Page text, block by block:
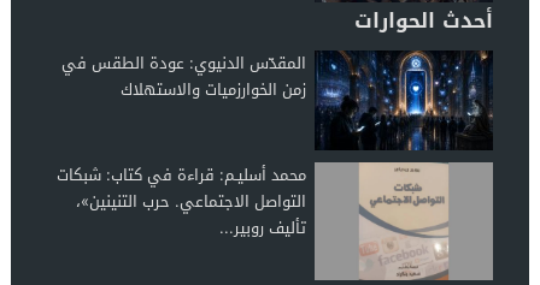
أحدث الحوارات
المقدّس الدنيوي: عودة الطقس في
زمن الخوارزميات والاستهلاك
محمد أسليـم: قراءة في كتاب: شبكات
التواصل الاجتماعي. حرب التنينين»،
تأليف روبير...